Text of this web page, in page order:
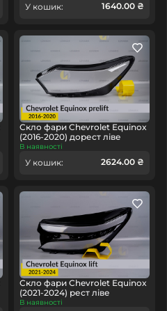
У кошик: 1640.00 ₴
Скло фари Chevrolet Equinox
(2016-2020) дорест ліве
В наявності
У кошик: 2624.00 ₴
Скло фари Chevrolet Equinox
(2021-2024) рест ліве
В наявності